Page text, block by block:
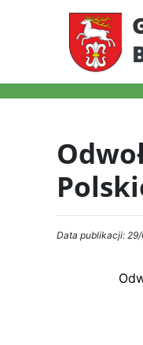
Data publikacji: